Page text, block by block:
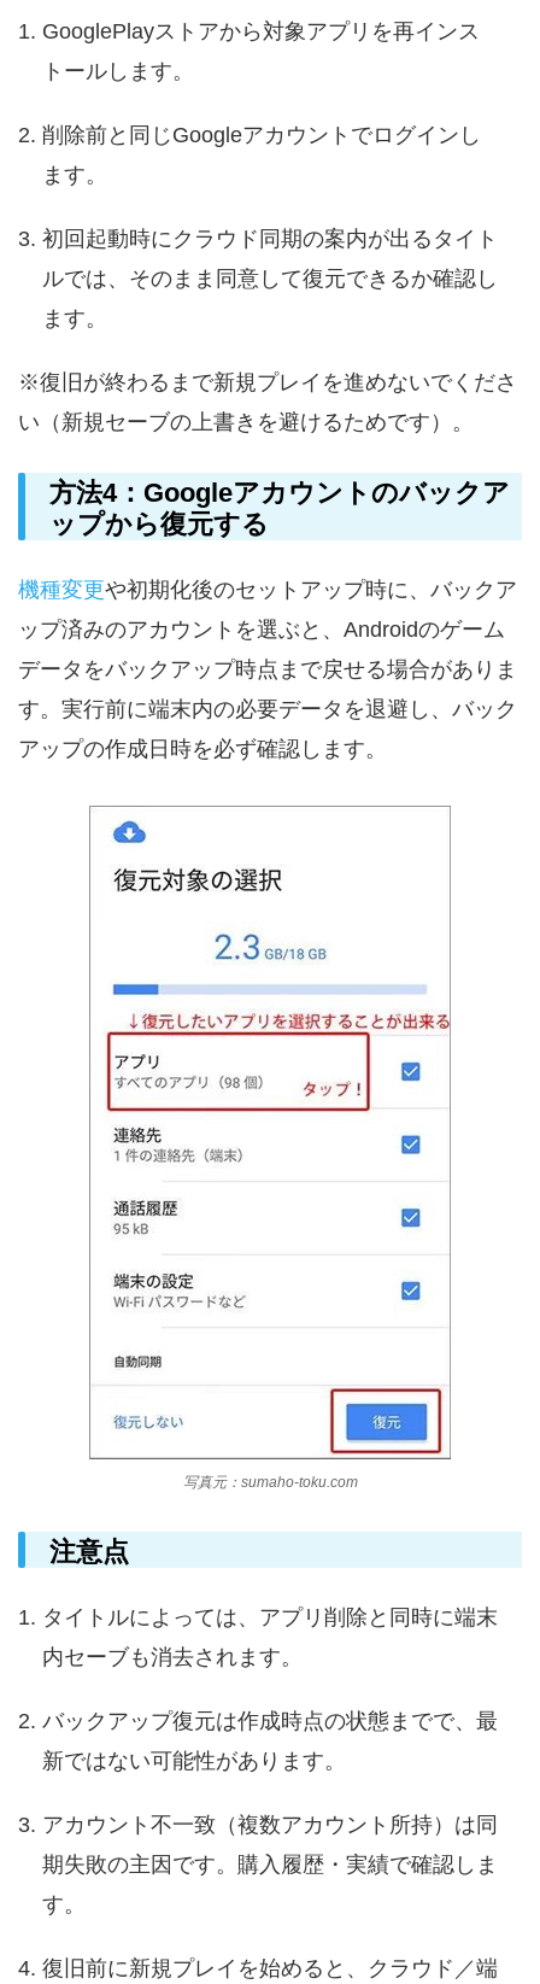
GooglePlayストアから対象アプリを再インス
トールします。
削除前と同じGoogleアカウントでログインし
ます。
初回起動時にクラウド同期の案内が出るタイト
ルでは、そのまま同意して復元できるか確認し
ます。
※復旧が終わるまで新規プレイを進めないでくださ
い（新規セーブの上書きを避けるためです）。
方法4：Googleアカウントのバックア
ップから復元する
機種変更や初期化後のセットアップ時に、バックア
ップ済みのアカウントを選ぶと、Androidのゲーム
データをバックアップ時点まで戻せる場合がありま
す。実行前に端末内の必要データを退避し、バック
アップの作成日時を必ず確認します。
写真元：sumaho-toku.com
注意点
タイトルによっては、アプリ削除と同時に端末
内セーブも消去されます。
バックアップ復元は作成時点の状態までで、最
新ではない可能性があります。
アカウント不一致（複数アカウント所持）は同
期失敗の主因です。購入履歴・実績で確認しま
す。
復旧前に新規プレイを始めると、クラウド／端